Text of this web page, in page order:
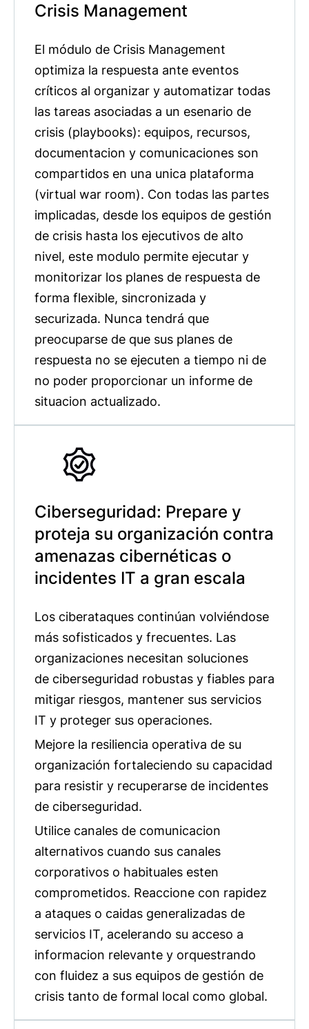
Crisis Management
El módulo de Crisis Management
optimiza la respuesta ante eventos
críticos al organizar y automatizar todas
las tareas asociadas a un esenario de
crisis (playbooks): equipos, recursos,
documentacion y comunicaciones son
compartidos en una unica plataforma
(virtual war room). Con todas las partes
implicadas, desde los equipos de gestión
de crisis hasta los ejecutivos de alto
nivel, este modulo permite ejecutar y
monitorizar los planes de respuesta de
forma flexible, sincronizada y
securizada. Nunca tendrá que
preocuparse de que sus planes de
respuesta no se ejecuten a tiempo ni de
no poder proporcionar un informe de
situacion actualizado.
Ciberseguridad: Prepare y
proteja su organización contra
amenazas cibernéticas o
incidentes IT a gran escala
Los ciberataques continúan volviéndose
más sofisticados y frecuentes. Las
organizaciones necesitan soluciones
de ciberseguridad robustas y fiables para
mitigar riesgos, mantener sus servicios
IT y proteger sus operaciones.
Mejore la resiliencia operativa de su
organización fortaleciendo su capacidad
para resistir y recuperarse de incidentes
de ciberseguridad.
Utilice canales de comunicacion
alternativos cuando sus canales
corporativos o habituales esten
comprometidos. Reaccione con rapidez
a ataques o caidas generalizadas de
servicios IT, acelerando su acceso a
informacion relevante y orquestrando
con fluidez a sus equipos de gestión de
crisis tanto de formal local como global.